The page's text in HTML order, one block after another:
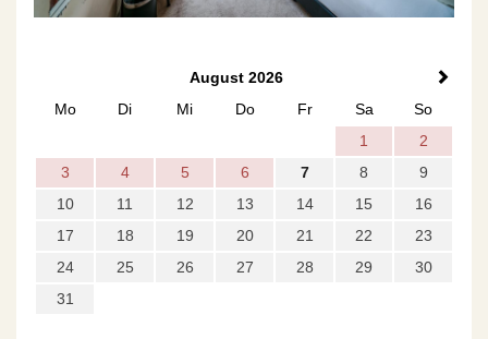
August 2026
Mo
Di Mi Do Fr Sa
So
1
2
3
4 5 6 7 8
9
10
11 12 13 14 15
16
17
18 19 20 21 22
23
24
25 26 27 28 29
30
31